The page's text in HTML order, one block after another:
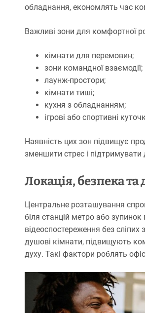
обладнання, економлять час
Важливі зони для комфортної
кімнати для перемовин;
зони командної взаємодії;
лаунж-простори;
кімнати тиші;
кухня з обладнанням;
ігрові або спортивні
Наявність цих зон підвищує
зменшити стрес і
Локація, безпека
Центральне розташування
біля станцій метро або
відеоспостереження без
душові кімнати, підвищують
духу. Такі фактори роблять